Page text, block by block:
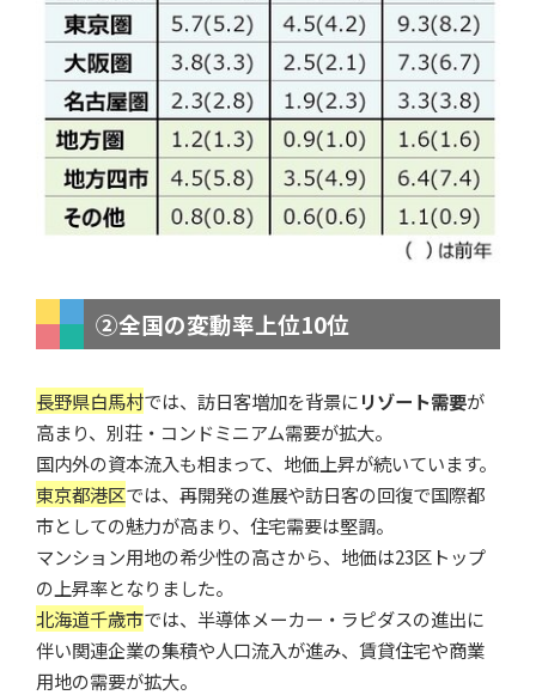
②全国の変動率上位10位
長野県白馬村では、訪日客増加を背景にリゾート需要が
高まり、別荘・コンドミニアム需要が拡大。
国内外の資本流入も相まって、地価上昇が続いています。
東京都港区では、再開発の進展や訪日客の回復で国際都
市としての魅力が高まり、住宅需要は堅調。
マンション用地の希少性の高さから、地価は23区トップ
の上昇率となりました。
北海道千歳市では、半導体メーカー・ラピダスの進出に
伴い関連企業の集積や人口流入が進み、賃貸住宅や商業
用地の需要が拡大。